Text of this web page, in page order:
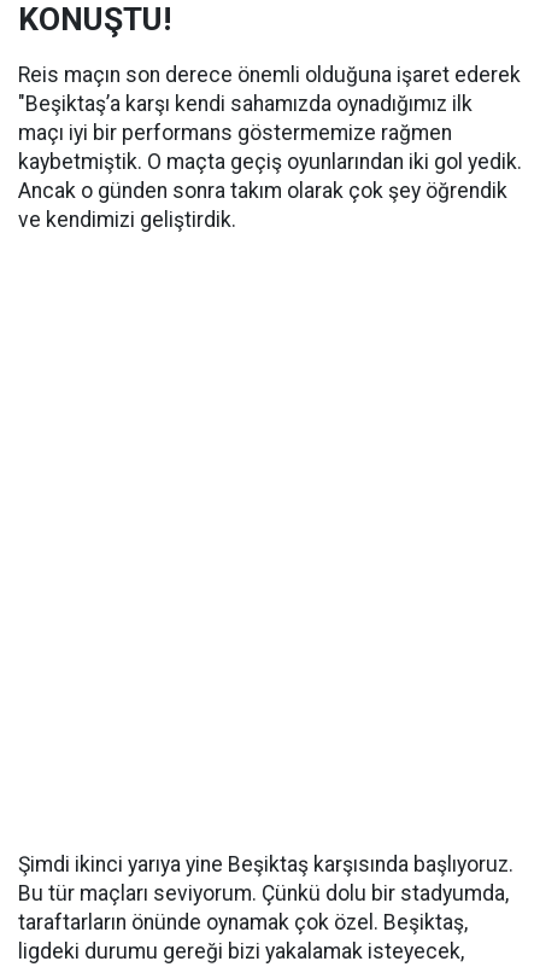
KONUŞTU!
Reis maçın son derece önemli olduğuna işaret ederek
"Beşiktaş’a karşı kendi sahamızda oynadığımız ilk
maçı iyi bir performans göstermemize rağmen
kaybetmiştik. O maçta geçiş oyunlarından iki gol yedik.
Ancak o günden sonra takım olarak çok şey öğrendik
ve kendimizi geliştirdik.
Şimdi ikinci yarıya yine Beşiktaş karşısında başlıyoruz.
Bu tür maçları seviyorum. Çünkü dolu bir stadyumda,
taraftarların önünde oynamak çok özel. Beşiktaş,
ligdeki durumu gereği bizi yakalamak isteyecek,